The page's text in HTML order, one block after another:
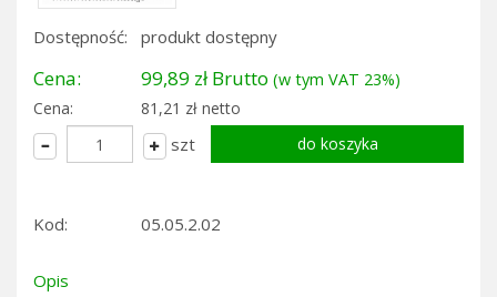
Dostępność: produkt dostępny
Cena: 99,89 zł Brutto (w tym VAT 23%)
Cena:
81,21 zł netto
szt
Kod: 05.05.2.02
Opis